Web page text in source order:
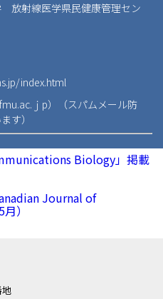
放射線医学県民健康管理セン
index.html
ｊp）（スパムメール防
す）
Biology」掲載
Journal of
）
地